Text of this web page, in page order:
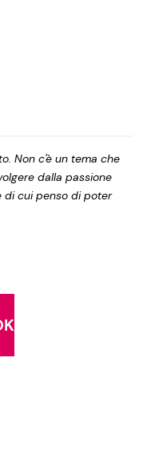
Non c'è un tema che
dalla passione
di cui penso di poter